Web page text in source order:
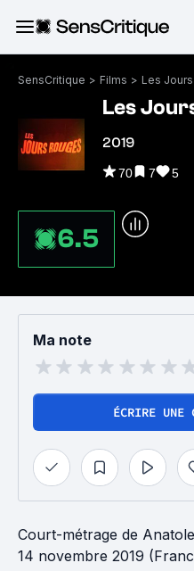
SensCritique > Films > Les
Les
2019
70 7 5
6.5
Ma note
ÉCRIRE UNE
Court-métrage de
14 novembre 2019